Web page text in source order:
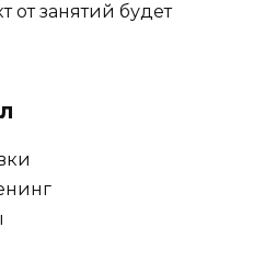
от занятий будет